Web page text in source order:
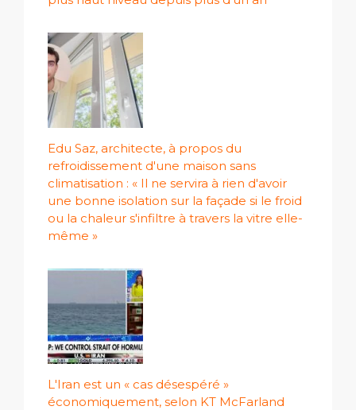
Edu Saz, architecte, à propos du
refroidissement d'une maison sans
climatisation : « Il ne servira à rien d'avoir
une bonne isolation sur la façade si le froid
ou la chaleur s'infiltre à travers la vitre elle-
même »
L'Iran est un « cas désespéré »
économiquement, selon KT McFarland